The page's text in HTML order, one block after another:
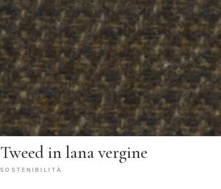
Tweed in lana vergine
SOSTENIBILITÀ